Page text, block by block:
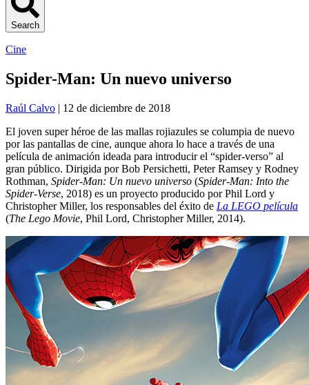
Search
Cine
Spider-Man: Un nuevo universo
Raúl Calvo | 12 de diciembre de 2018
El joven super héroe de las mallas rojiazules se columpia de nuevo
por las pantallas de cine, aunque ahora lo hace a través de una
película de animación ideada para introducir el “spider-verso” al
gran público. Dirigida por Bob Persichetti, Peter Ramsey y Rodney
Rothman, Spider-Man: Un nuevo universo (Spider-Man: Into the
Spider-Verse, 2018) es un proyecto producido por Phil Lord y
Christopher Miller, los responsables del éxito de La LEGO película
(The Lego Movie, Phil Lord, Christopher Miller, 2014).